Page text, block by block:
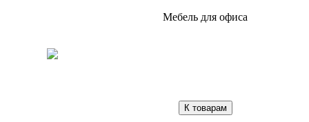
Мебель для офиса
К товарам